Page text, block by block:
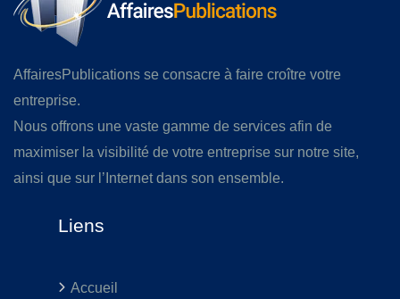
AffairesPublications se consacre à faire croître votre
entreprise.
Nous offrons une vaste gamme de services afin de
maximiser la visibilité de votre entreprise sur notre site,
ainsi que sur l’Internet dans son ensemble.
Liens
Accueil